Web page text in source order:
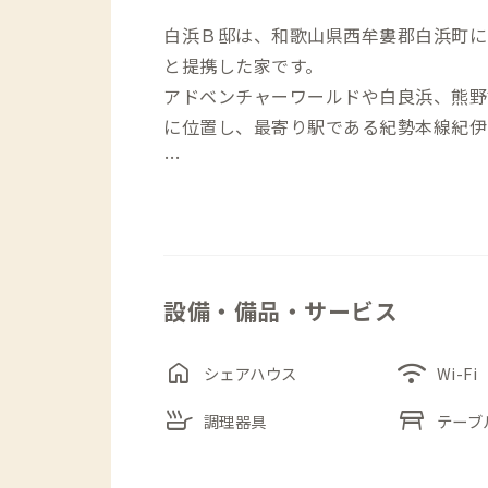
白浜Ｂ邸は、和歌山県西牟婁郡白浜町
と提携した家です。
アドベンチャーワールドや白良浜、熊
に位置し、最寄り駅である紀勢本線紀
で、会が開かれる際には地元の雰囲気
浴室（シャワーのみ）と洗面台を1箇
個室は全て2階にあります。各個室に
設備・備品・サービス
home シェアハウス wifi Wi-Fi
skillet 調理器具 table_restaurant テーブ